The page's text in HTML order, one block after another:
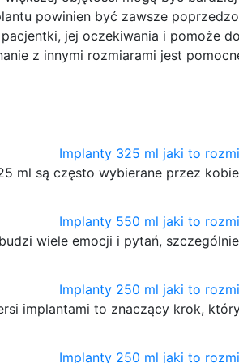
powinien być zawsze
jej oczekiwania i pomoże
z innymi rozmiarami jest
Implanty 325 ml jaki to
ml są często wybierane przez
Implanty 550 ml jaki to
wiele emocji i pytań,
Implanty 250 ml jaki to
implantami to znaczący krok,
Implanty 250 ml jaki to